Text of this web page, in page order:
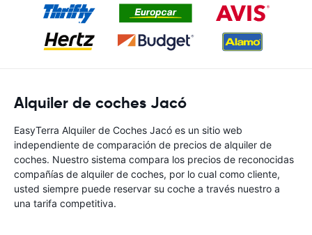
Alquiler de coches Jacó
EasyTerra Alquiler de Coches Jacó es un sitio web
independiente de comparación de precios de alquiler de
coches. Nuestro sistema compara los precios de reconocidas
compañías de alquiler de coches, por lo cual como cliente,
usted siempre puede reservar su coche a través nuestro a
una tarifa competitiva.